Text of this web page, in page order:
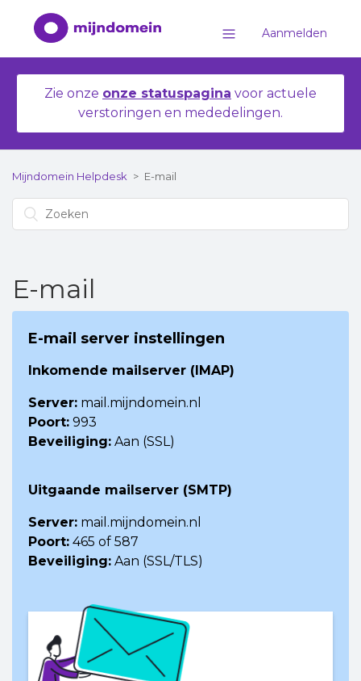
Aanmelden
Zie onze onze statuspagina voor actuele
verstoringen en mededelingen.
Mijndomein Helpdesk E-mail
E-mail
E-mail server instellingen
Inkomende mailserver (IMAP)
Server: mail.mijndomein.nl
Poort: 993
Beveiliging: Aan (SSL)
Uitgaande mailserver (SMTP)
Server: mail.mijndomein.nl
Poort: 465 of 587
Beveiliging: Aan (SSL/TLS)